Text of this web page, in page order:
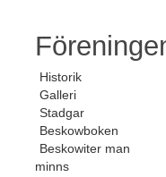
Historik
Galleri
Stadgar
Beskowboken
Beskowiter man
minns